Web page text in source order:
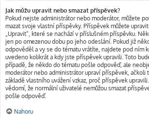
Jak můžu upravit nebo smazat příspěvek?
Pokud nejste administrátor nebo moderátor, můžete
mazat svoje vlastní příspěvky. Příspěvek můžete
„Upravit“, které se nachází v příslušném příspěvku.
jen po omezenou dobu po jeho odeslání. Pokud již
odpověděl a vy se do tématu vrátíte, najdete pod ním
uvedeno kolikrát a kdy jste příspěvek upravili. Toto
případě, že někdo do tématu pošle odpověď, ale
moderátor nebo administrátor upraví příspěvek, ačkoli
základě vlastního uvážení vzkaz, proč příspěvek
vědomí, že normální uživatelé nemůžou smazat
pošle odpověď.
Nahoru